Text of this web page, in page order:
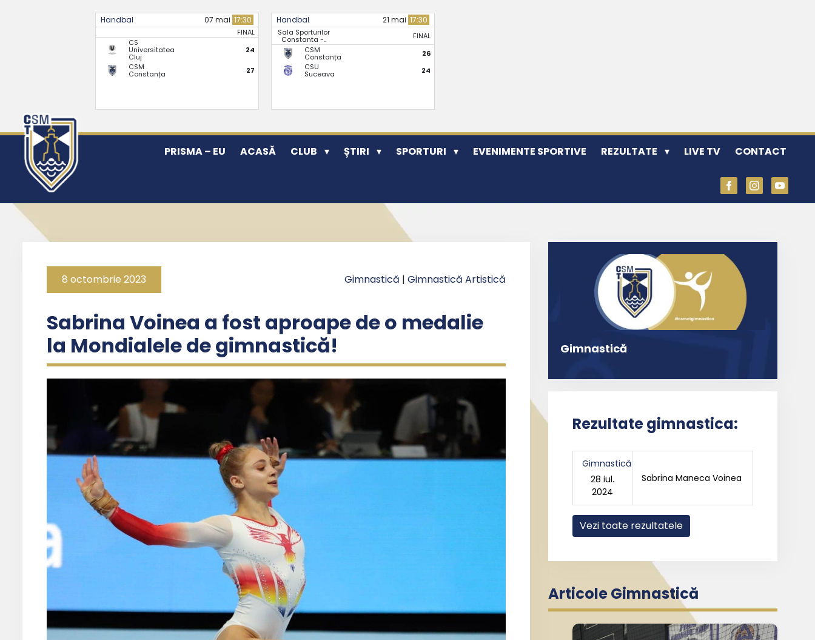
Handbal 07 mai 17:30
FINAL
CS
Universitatea
Cluj
24
CSM
Constanța 27
Handbal 21 mai 17:30
Sala Sporturilor
Constanta -..
FINAL
CSM
Constanța
26
CSU
Suceava 24
PRISMA – EU ACASĂ CLUB ȘTIRI SPORTURI EVENIMENTE SPORTIVE REZULTATE LIVE TV CONTACT
8 octombrie 2023 Gimnastică | Gimnastică Artistică
Sabrina Voinea a fost aproape de o medalie
la Mondialele de gimnastică!
Gimnastică
Rezultate gimnastica:
Gimnastică
28 iul.
2024
Sabrina Maneca Voinea
Vezi toate rezultatele
Articole Gimnastică